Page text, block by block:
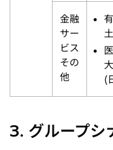
金融
サー
ビス
その
他
(
3. グループシ